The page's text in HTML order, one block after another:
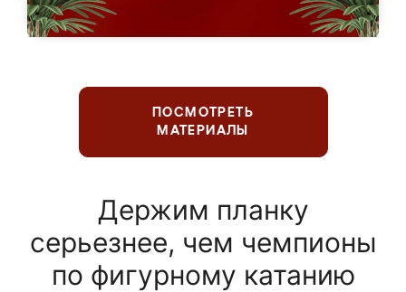
ПОСМОТРЕТЬ
МАТЕРИАЛЫ
Держим планку
серьезнее, чем чемпионы
по фигурному катанию